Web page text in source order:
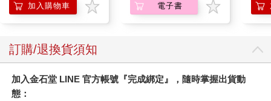
加入購物車 電子書
訂購/退換貨須知
加入金石堂 LINE 官方帳號『完成綁定』，隨時掌握出貨動
態：